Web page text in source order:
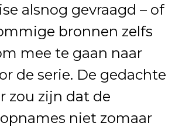
alsnog gevraagd – of
bronnen zelfs
mee te gaan naar
de serie. De gedachte
zou zijn dat de
niet zomaar